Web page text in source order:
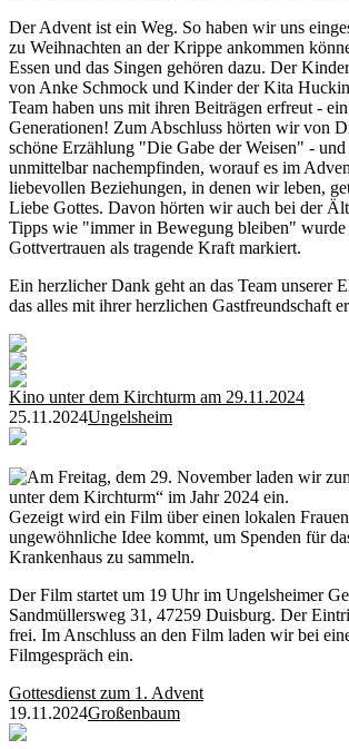
Der Advent ist ein Weg. So haben wir uns
zu Weihnachten an der Krippe ankommen
Essen und das Singen gehören dazu. Der
von Anke Schmock und Kinder der Kita
Team haben uns mit ihren Beiträgen erfreut -
Generationen! Zum Abschluss hörten wir von
schöne Erzählung "Die Gabe der Weisen" -
unmittelbar nachempfinden, worauf es im
liebevollen Beziehungen, in denen wir leben,
Liebe Gottes. Davon hörten wir auch bei der
Tipps wie "immer in Bewegung bleiben" wurde
Gottvertrauen als tragende Kraft markiert.
Ein herzlicher Dank geht an das Team unserer
das alles mit ihrer herzlichen Gastfreundschaft
Kino unter dem Kirchturm am 29.11.2024
25.11.2024Ungelsheim
Am Freitag, dem 29. November laden wir
unter dem Kirchturm“ im Jahr 2024 ein.
Gezeigt wird ein Film über einen lokalen
ungewöhnliche Idee kommt, um Spenden für
Krankenhaus zu sammeln.
Der Film startet um 19 Uhr im Ungelsheimer
Sandmüllersweg 31, 47259 Duisburg. Der
frei. Im Anschluss an den Film laden wir bei
Filmgespräch ein.
Gottesdienst zum 1. Advent
19.11.2024Großenbaum